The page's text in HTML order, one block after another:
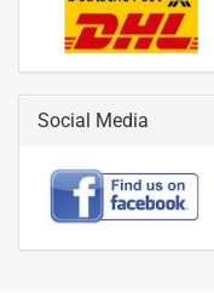
Social Media